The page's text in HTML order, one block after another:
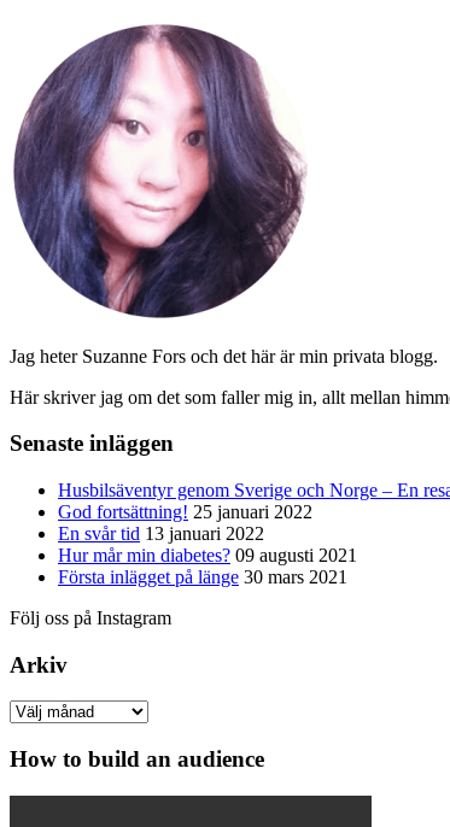
Jag heter Suzanne Fors och det här är min privata blogg.
Här skriver jag om det som faller mig in, allt mellan
Senaste inläggen
Husbilsäventyr genom Sverige och Norge – En
God fortsättning! 25 januari 2022
En svår tid 13 januari 2022
Hur mår min diabetes? 09 augusti 2021
Första inlägget på länge 30 mars 2021
Följ oss på Instagram
Arkiv
Arkiv
How to build an audience